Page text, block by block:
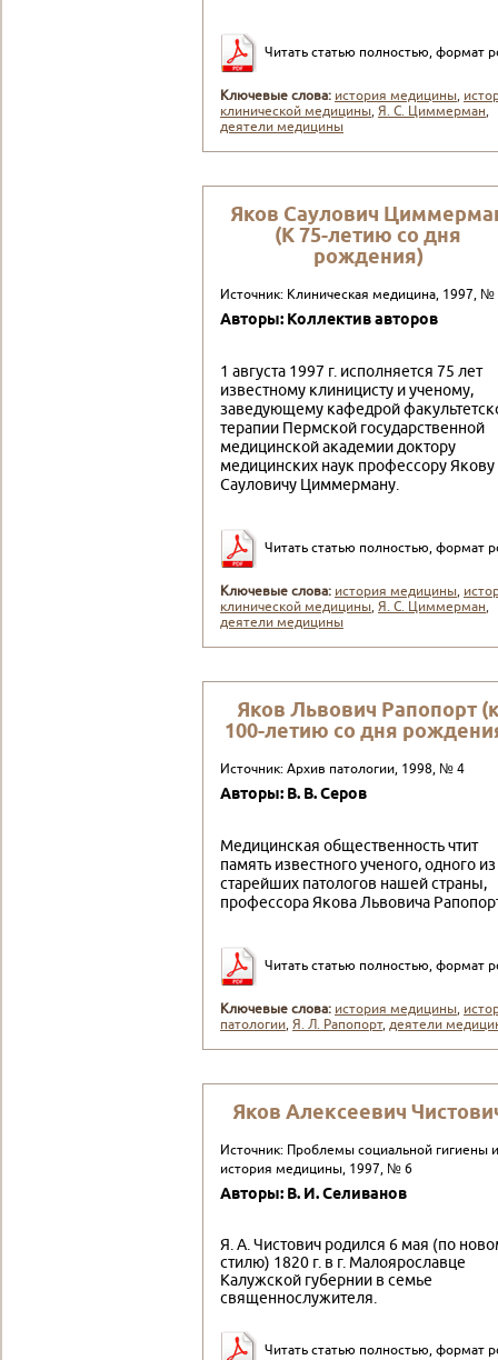
Читать статью полностью, формат
Ключевые слова: история медицины,
клинической медицины,Я. С. Циммерман,
деятели медицины
Яков Саулович
(К 75-летию со дня
рождения)
Источник: Клиническая медицина, 1997, №
Авторы: Коллектив авторов
1 августа 1997 г. исполняется 75 лет
известному клиницисту и ученому,
заведующему кафедрой
терапии Пермской государствен­ной
медицинской академии доктору
медицинских наук профессору Якову
Сауловичу Циммерману.
Читать статью полностью, формат
Ключевые слова: история медицины,
клинической медицины,Я. С. Циммерман,
деятели медицины
Яков Львович Рапопорт (к
100-летию со дня
Источник: Архив патологии, 1998, № 4
Авторы: В. В. Серов
Медицинская общественность чтит
память извест­ного ученого, одного из
старейших патологов нашей страны,
профессора Якова Львовича
Читать статью полностью, формат
Ключевые слова: история медицины,
патологии,Я. Л. Рапопорт,деятели
Яков Алексеевич
Источник: Проблемы социальной гигиены и
история медицины, 1997, № 6
Авторы: В. И. Селиванов
Я. А. Чистович родился 6 мая (по
стилю) 1820 г. в г. Малоярославце
Калужской губернии в семье
священнослу­жителя.
Читать статью полностью, формат